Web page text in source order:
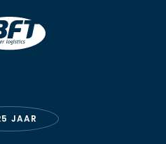
JAAR